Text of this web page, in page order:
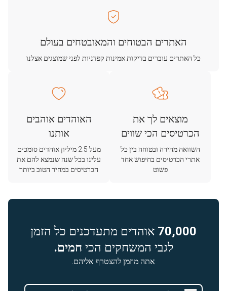
האתרים הבטוחים והמאובטחים בעולם
כל האתרים עוברים בדיקות אמינות קפדניות לפני שמוצגים אצלנו
מוצאים לך את
הכרטיסים הכי שווים
השוואה מהירה ובטוחה בין כל
אתרי הכרטיסים בחיפוש אחד
פשוט
האוהדים אוהבים
אותנו
מעל 2.5 מיליון אוהדים סומכים
עלינו בכל שנה שנמצא להם את
הכרטיסים במחיר הטוב ביותר
70,000 אוהדים מתעדכנים כל הזמן
לגבי המשחקים הכי חמים.
אתה מוזמן להצטרף אליהם.